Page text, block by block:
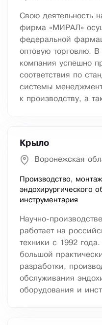
Свою деятельность
фирма «МИРАЛ»
федеральной
оптовую торговлю.
компания успешно
соответствия по
системы
к производству, а
Крыло
Воронежская
Производство,
эндохирургического
инструментария
Научно-
работает на
техники с 1992
большой
разработки,
обслуживания
оборудования и